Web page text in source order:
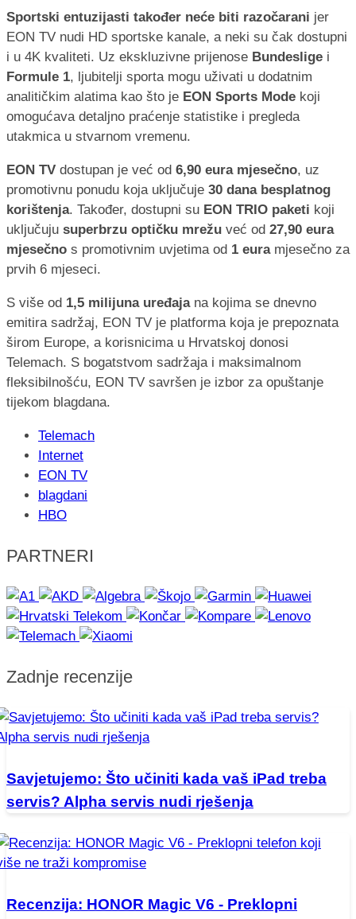
Sportski entuzijasti također neće biti razočarani jer
EON TV nudi HD sportske kanale, a neki su čak dostupni
i u 4K kvaliteti. Uz ekskluzivne prijenose Bundeslige i
Formule 1, ljubitelji sporta mogu uživati u dodatnim
analitičkim alatima kao što je EON Sports Mode koji
omogućava detaljno praćenje statistike i pregleda
utakmica u stvarnom vremenu.
EON TV dostupan je već od 6,90 eura mjesečno, uz
promotivnu ponudu koja uključuje 30 dana besplatnog
korištenja. Također, dostupni su EON TRIO paketi koji
uključuju superbrzu optičku mrežu već od 27,90 eura
mjesečno s promotivnim uvjetima od 1 euramjesečno za
prvih 6 mjeseci.
S više od 1,5 milijuna uređajana kojima se dnevno
emitira sadržaj, EON TV je platforma koja je prepoznata
širom Europe, a korisnicima u Hrvatskoj donosi
Telemach. S bogatstvom sadržaja i maksimalnom
fleksibilnošću, EON TV savršen je izbor za opuštanje
tijekom blagdana.
Telemach
Internet
EON TV
blagdani
HBO
PARTNERI
Zadnje recenzije
Savjetujemo: Što učiniti kada vaš iPad treba
servis? Alpha servis nudi rješenja
Recenzija: HONOR Magic V6 - Preklopni